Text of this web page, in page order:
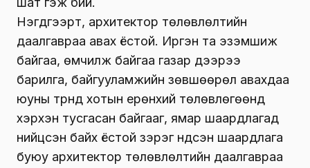
Нэгдүгээрт, архитектор төлөвлөлтийн
даалгавраа авах ёстой. Иргэн та эзэмшиж
байгаа, өмчилж байгаа газар дээрээ
барилга, байгууламжийн зөвшөөрөл авахдаа
юуны түрүүнд хотын ерөнхий төлөвлөгөөнд
хэрхэн тусгасан байгааг, ямар шаардлагад
нийцсэн байх ёстой зэрэг үндсэн шаардлага
буюу архитектор төлөвлөлтийн даалгавраа